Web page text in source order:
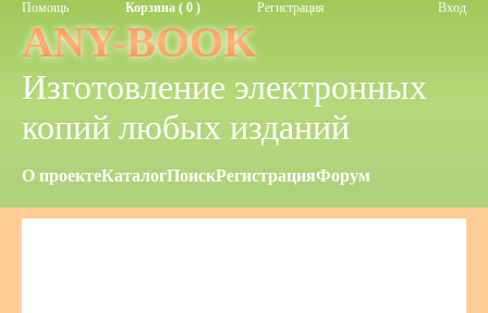
Помощь Корзина ( 0 ) Регистрация Вход
ANY-BOOK
Изготовление электронных
копий любых изданий
О проектеКаталогПоискРегистрацияФорум